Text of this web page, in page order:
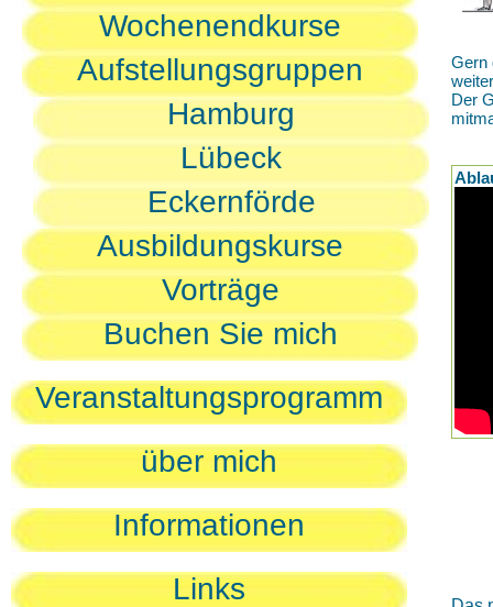
Wochenendkurse
Aufstellungsgruppen
Hamburg
Lübeck
Eckernförde
Ausbildungskurse
Vorträge
Buchen Sie mich
Veranstaltungsprogramm
über mich
Informationen
Links
Gern
Der